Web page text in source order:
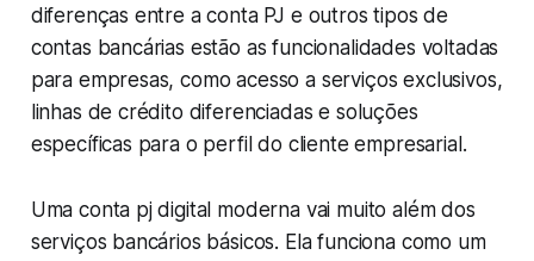
diferenças entre a conta PJ e outros tipos de
contas bancárias estão as funcionalidades voltadas
para empresas, como acesso a serviços exclusivos,
linhas de crédito diferenciadas e soluções
específicas para o perfil do cliente empresarial.
Uma conta pj digital moderna vai muito além dos
serviços bancários básicos. Ela funciona como um